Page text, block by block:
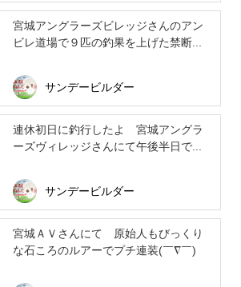
宮城アングラーズビレッジさんのアン
ビレ道場で９匹の釣果を上げた禁断...
サンデービルダー
連休初日に釣行したよ 宮城アングラ
ーズヴィレッジさんにて午後半日で...
サンデービルダー
宮城ＡＶさんにて 原始人もびっくり
な石ころのルアーでプチ連装(￣∇￣)